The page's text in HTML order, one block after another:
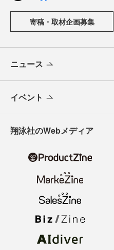
寄稿・取材企画募集
ニュース
イベント
翔泳社のWebメディア